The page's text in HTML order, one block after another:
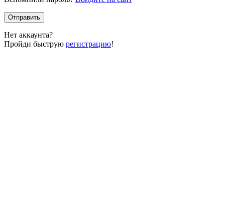
Отправить
Нет аккаунта?
Пройди быструю регистрацию!